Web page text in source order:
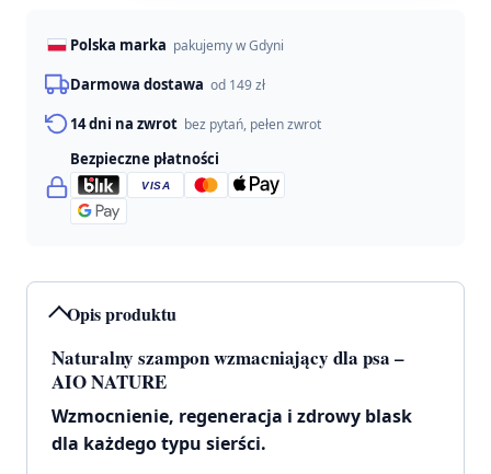
Opis produktu
Naturalny szampon wzmacniający dla psa –
AIO NATURE
Wzmocnienie, regeneracja i zdrowy blask
dla każdego typu sierści.
wzmacniający
dla
psów
Polska marka pakujemy w Gdyni
Darmowa dostawa od 149 zł
14 dni na zwrot bez pytań, pełen zwrot
Bezpieczne płatności
VISA